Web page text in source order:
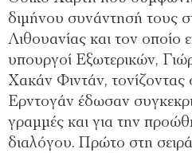
διμήνου συνάντησή τους
Λιθουανίας και τον οποίο
υπουργοί Εξωτερικών,
Χακάν Φιντάν, τονίζοντας
Ερντογάν έδωσαν
γραμμές και για την
διαλόγου. Πρώτο στη σειρά